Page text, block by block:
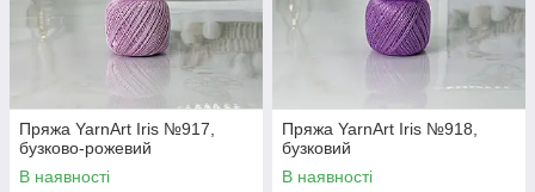
Пряжа YarnArt Iris №917,
бузково-рожевий
В наявності
Пряжа YarnArt Iris №918,
бузковий
В наявності